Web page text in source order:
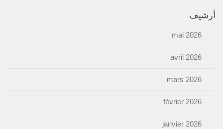
أرشيف
mai 2026
avril 2026
mars 2026
février 2026
janvier 2026